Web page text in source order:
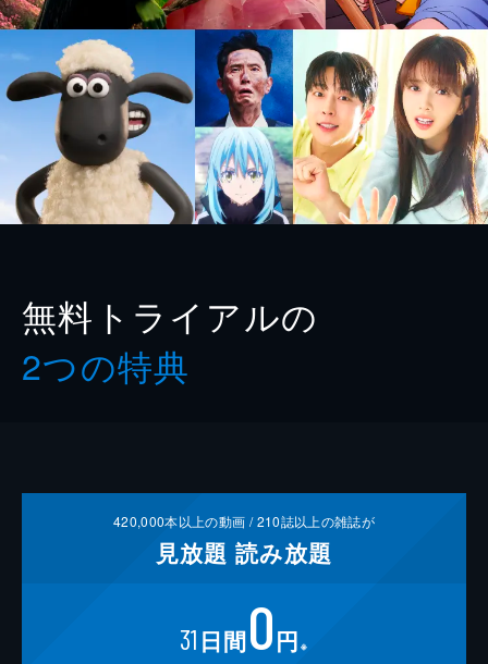
無料トライアルの
2つの特典
420,000本以上の動画 /210誌以上の雑誌が
見放題 読み放題
31 日間0円 ※